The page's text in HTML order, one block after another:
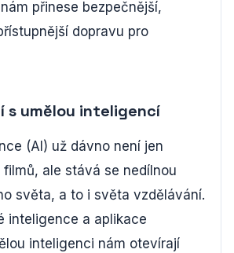
přinese bezpečnější,
dopravu pro
s umělou inteligencí
(AI) už dávno není jen
ale stává se nedílnou
světa, a to i světa vzdělávání.
inteligence a aplikace
inteligenci nám otevírají